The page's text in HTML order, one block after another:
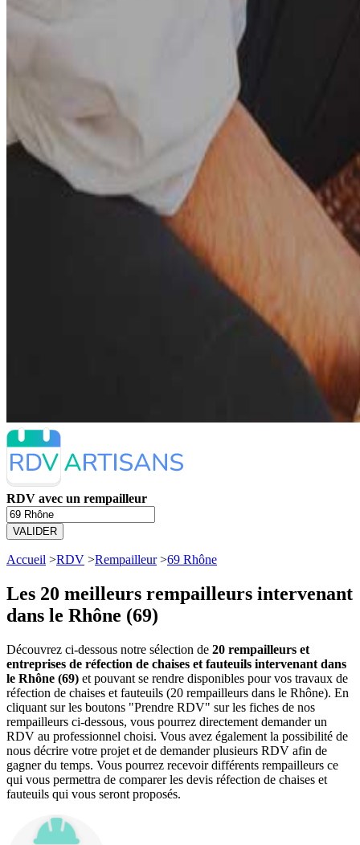
RDV avec un rempailleur
VALIDER
Accueil >RDV >Rempailleur>69 Rhône
Les 20 meilleurs rempailleurs intervenant
dans le Rhône (69)
Découvrez ci-dessous notre sélection de 20 rempailleurs et
entreprises de réfection de chaises et fauteuils intervenant dans
le Rhône (69) et pouvant se rendre disponibles pour vos travaux de
réfection de chaises et fauteuils (20 rempailleurs dans le Rhône). En
cliquant sur les boutons "Prendre RDV" sur les fiches de nos
rempailleurs ci-dessous, vous pourrez directement demander un
RDV au professionnel choisi. Vous avez également la possibilité de
nous décrire votre projet et de demander plusieurs RDV afin de
gagner du temps. Vous pourrez recevoir différents rempailleurs ce
qui vous permettra de comparer les devis réfection de chaises et
fauteuils qui vous seront proposés.